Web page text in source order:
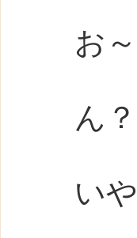
お
ん？
い